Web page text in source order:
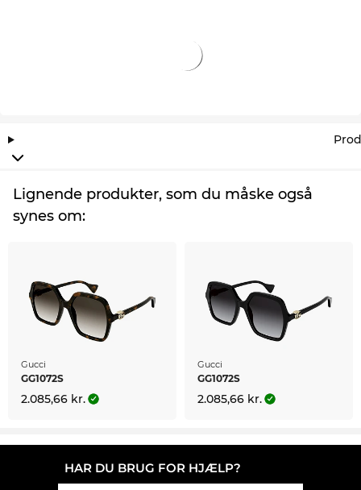
Lignende produkter, som du måske også
synes om:
Gucci
GG1072S
2.085,66 kr.
Gucci
GG1072S
2.085,66 kr.
HAR DU BRUG FOR HJÆLP?